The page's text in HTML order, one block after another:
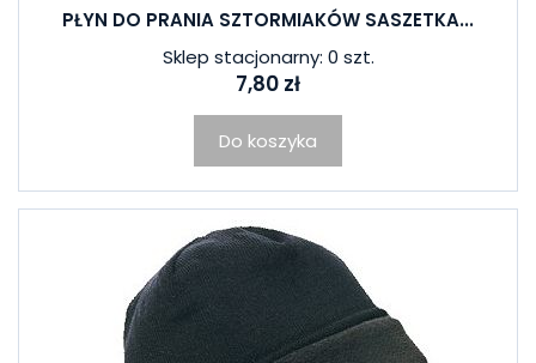
PŁYN DO PRANIA SZTORMIAKÓW SASZETKA...
Sklep stacjonarny: 0 szt.
7,80 zł
Do koszyka